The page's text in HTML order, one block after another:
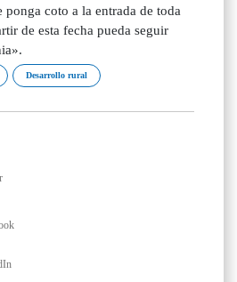
ponga coto a la entrada de toda
de esta fecha pueda seguir
Desarrollo rural